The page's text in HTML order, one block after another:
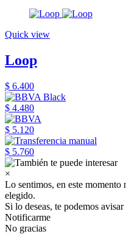
Quick view
Loop
$ 6.400
$ 4.480
$ 5.120
$ 5.760
×
Lo sentimos, en este momento
elegido.
Si lo deseas, te podemos
Notificarme
No gracias